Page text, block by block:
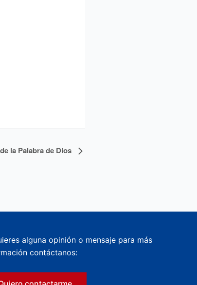
la Palabra de Dios
alguna opinión o mensaje para más
contáctanos: